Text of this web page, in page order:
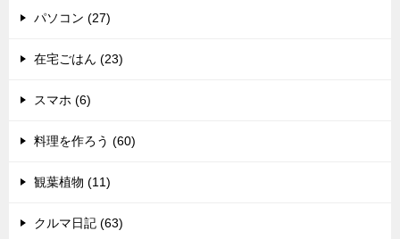
パソコン (27)
在宅ごはん (23)
スマホ (6)
料理を作ろう (60)
観葉植物 (11)
クルマ日記 (63)